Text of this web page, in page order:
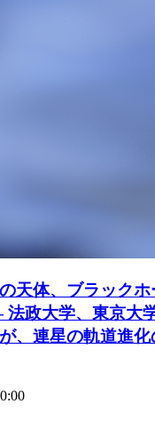
天体、ブラック
政大学、東京大
、連星の軌道進